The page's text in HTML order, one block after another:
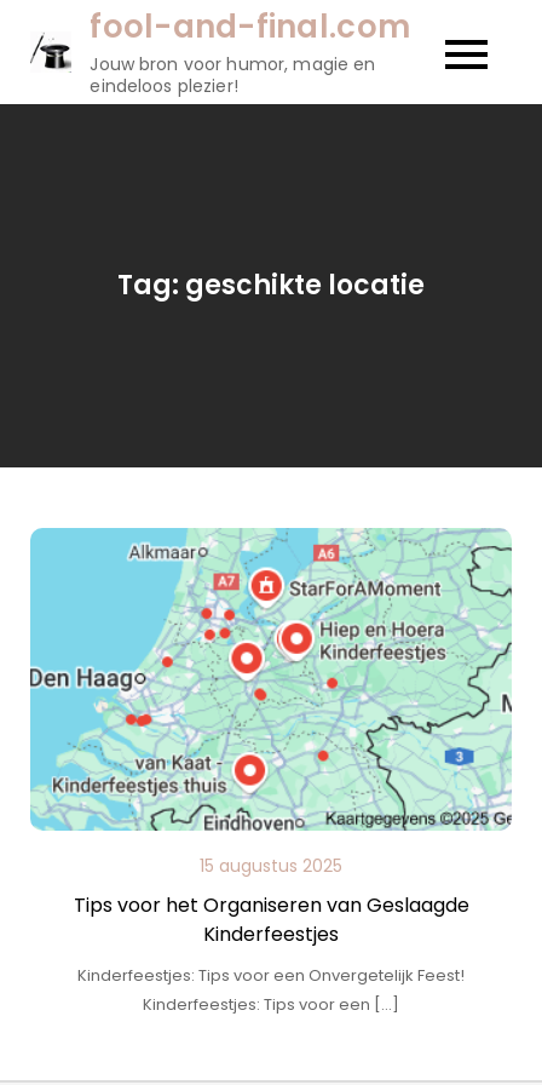
fool-and-final.com
Jouw bron voor humor, magie en
eindeloos plezier!
Tag: geschikte locatie
15 augustus 2025
Tips voor het Organiseren van Geslaagde
Kinderfeestjes
Kinderfeestjes: Tips voor een Onvergetelijk Feest!
Kinderfeestjes: Tips voor een […]